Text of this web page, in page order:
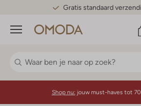
Gratis standaard
Menu
Shop nu: jouw must-haves tot